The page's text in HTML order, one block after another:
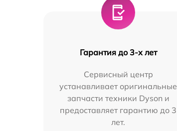
Гарантия до 3-х лет
Сервисный центр
устанавливает оригинальные
запчасти техники Dyson и
предоставляет гарантию до 3
лет.